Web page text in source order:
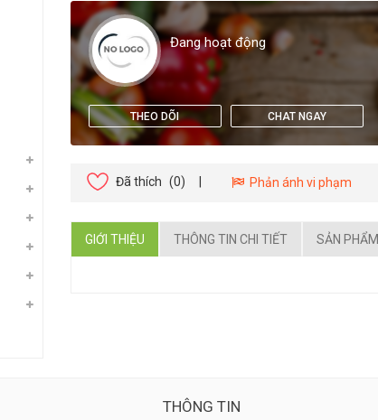
Đang hoạt động
THEO DÕI CHAT NGAY
Đã thích (0) Phản ánh vi phạm
GIỚI THIỆU THÔNG TIN CHI TIẾT SẢN PHẨM
THÔNG TIN